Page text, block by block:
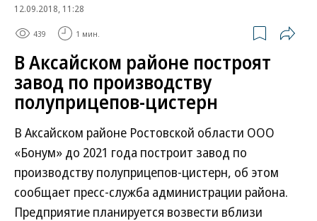
12.09.2018, 11:28
439 1 мин.
В Аксайском районе построят
завод по производству
полуприцепов-цистерн
В Аксайском районе Ростовской области ООО
«Бонум» до 2021 года построит завод по
производству полуприцепов-цистерн, об этом
сообщает пресс-служба администрации района.
Предприятие планируется возвести вблизи